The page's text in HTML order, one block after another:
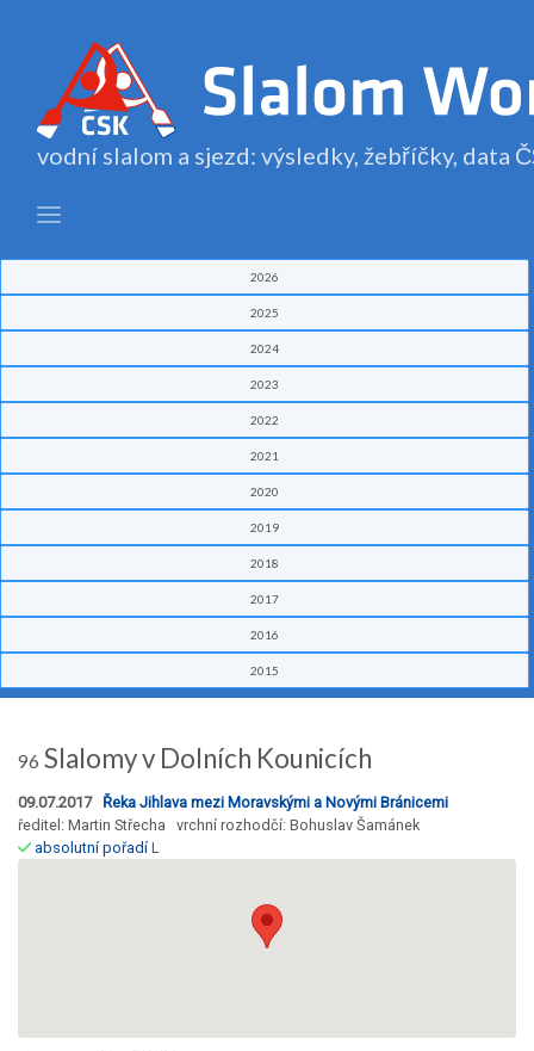
vodní slalom a sjezd: výsledky, žebříčky, data
2026
2025
2024
2023
2022
2021
2020
2019
2018
2017
2016
2015
96 Slalomy v Dolních Kounicích
09.07.2017 Řeka Jihlava mezi Moravskými a Novými Bránicemi
ředitel: Martin Střecha vrchní rozhodčí: Bohuslav Šamánek
absolutní pořadíL